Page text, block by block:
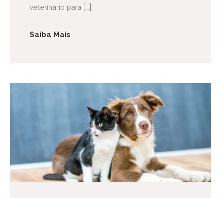
veterinário para […]
Saiba Mais